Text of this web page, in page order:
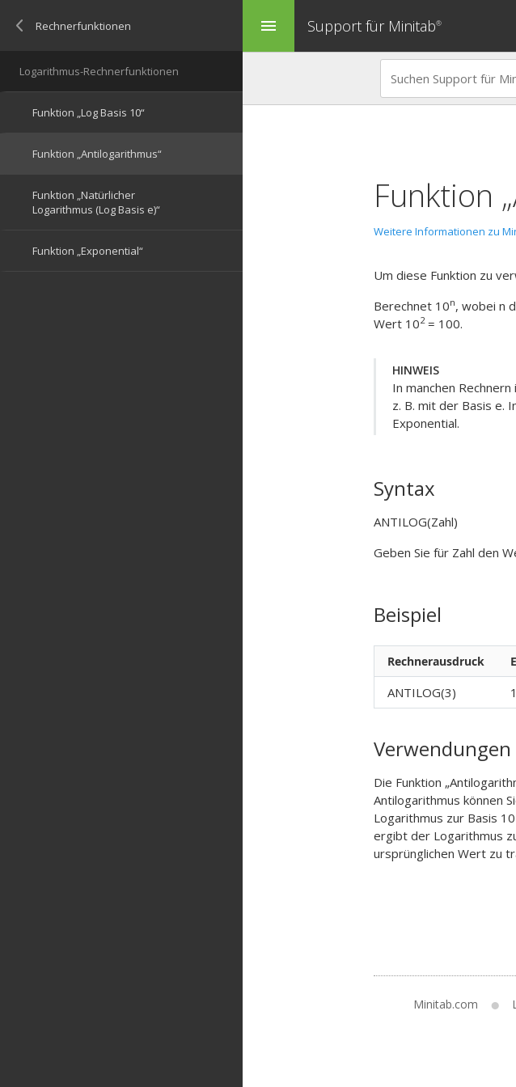
menu Support für Minitab®
Funktion
Weitere Informationen zu
Um diese Funktion zu
Berechnet 10n, wobei n
Wert 102= 100.
HINWEIS
In manchen
z. B. mit der Basis e.
Exponential.
Syntax
ANTILOG(Zahl)
Geben Sie für Zahl den
Beispiel
Rechnerausdruck
ANTILOG(3)
Verwendungen
Die Funktion
Antilogarithmus können
Logarithmus zur Basis
ergibt der Logarithmus
ursprünglichen Wert zu
Minitab.com